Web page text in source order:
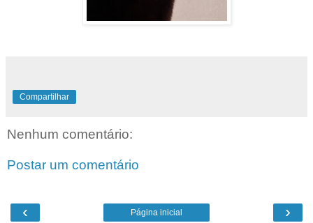
Compartilhar
Nenhum comentário:
Postar um comentário
‹ ›
Página inicial